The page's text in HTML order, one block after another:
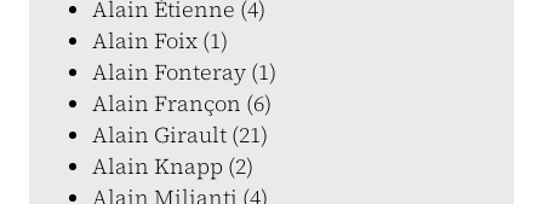
Alain Étienne (4)
Alain Foix (1)
Alain Fonteray (1)
Alain Françon (6)
Alain Girault (21)
Alain Knapp (2)
Alain Milianti (4)